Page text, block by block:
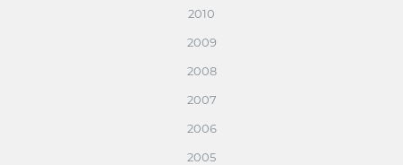
2010
2009
2008
2007
2006
2005